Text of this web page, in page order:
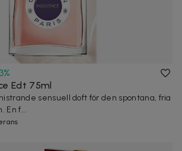
%
Edt 75ml
sensuell doft för den spontana, fria
En f...